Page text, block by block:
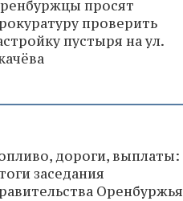
просят
проверить
пустыря на ул.
дороги, выплаты:
заседания
Оренбуржья